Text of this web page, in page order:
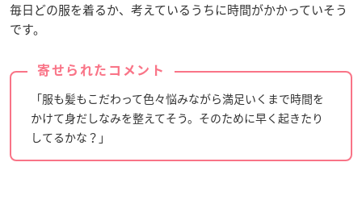
毎日どの服を着るか、考えているうちに時間がかかっていそう
です。
寄せられたコメント
「服も髪もこだわって色々悩みながら満足いくまで時間を
かけて身だしなみを整えてそう。そのために早く起きたり
してるかな？」